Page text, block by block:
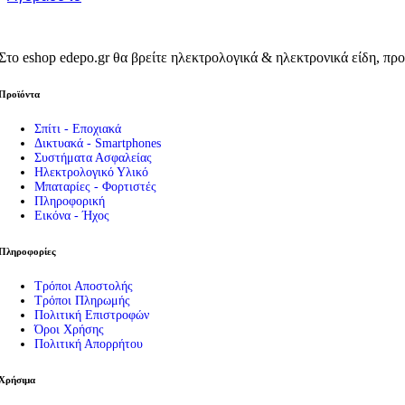
Πιστόλια Σιλικόνης
Εργαλεία – Όργανα – Αυτοκίνητο
Ηλεκτρικά Εργαλεία
Φακοί
Μπαλαντέζες Συνεργείου
Είδη Αυτοκινήτου
eshop edepo.gr θα βρείτε ηλεκτρολογικά & ηλεκτρονικά είδη,
Σπίτι - Εποχιακά
Δικτυακά - Smartphones
Συστήματα Ασφαλείας
Ηλεκτρολογικό Υλικό
Μπαταρίες - Φορτιστές
Πληροφορική
Εικόνα - Ήχος
Τρόποι Αποστολής
Τρόποι Πληρωμής
Πολιτική Επιστροφών
Όροι Χρήσης
Πολιτική Απορρήτου